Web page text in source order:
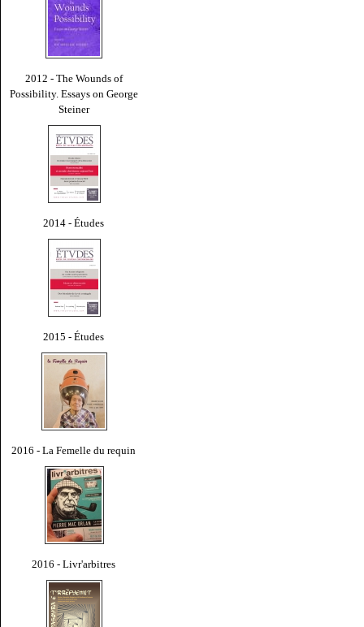
2012 - The Wounds of
Possibility. Essays on George
Steiner
2014 - Études
2015 - Études
2016 - La Femelle du requin
2016 - Livr'arbitres